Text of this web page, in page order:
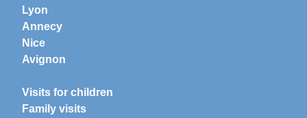
Lyon
Annecy
Nice
Avignon
Visits for children
Family visits